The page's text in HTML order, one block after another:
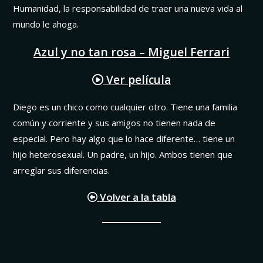
Humanidad, la responsabilidad de traer una nueva vida al
mundo le ahoga.
Azul y no tan rosa – Miguel Ferrari
Ver película
Diego es un chico como cualquier otro. Tiene una familia
común y corriente y sus amigos no tienen nada de
especial. Pero hay algo que lo hace diferente… tiene un
hijo heterosexual. Un padre, un hijo. Ambos tienen que
arreglar sus diferencias.
Volver a la tabla